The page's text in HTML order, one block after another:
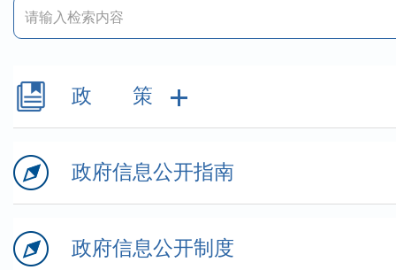
政 策
政府信息公开指南
政府信息公开制度